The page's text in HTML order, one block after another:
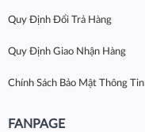
Quy Định Đổi Trả Hàng
Quy Định Giao Nhận Hàng
Chính Sách Bảo Mật Thông Tin
FANPAGE